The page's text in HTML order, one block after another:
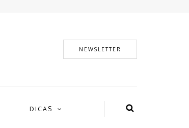
NEWSLETTER
DICAS